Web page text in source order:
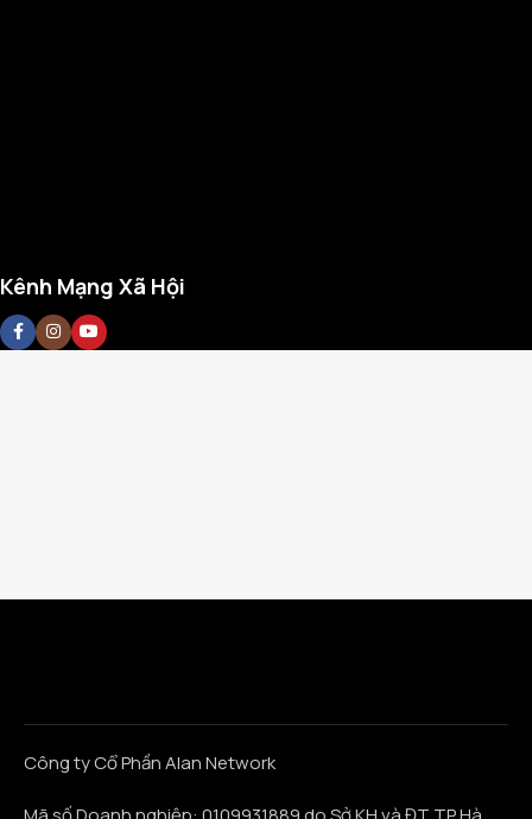
Kênh Mạng Xã Hội
Công ty Cổ Phần Alan Network